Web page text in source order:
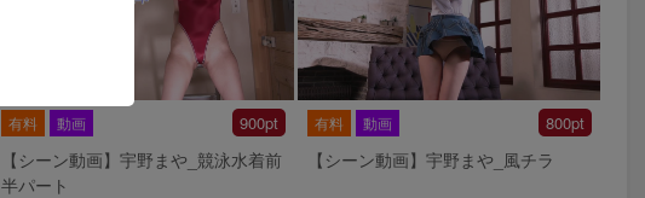
900pt
有料 動画
【シーン動画】宇野まや_競泳水着前
半パート
800pt
有料 動画
【シーン動画】宇野まや_風チラ